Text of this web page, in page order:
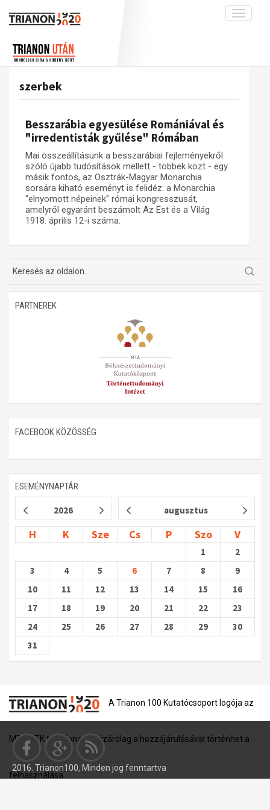
Toggle
A békerendszer megszilárdulása
Galéria
Adatbázis
Emlékművek (feltöltés alatt)
Menekültek
Visszhang
Publikációk
Kapcsolat
Dokumentumok
szerbek
Besszarábia egyesülése Romániával és
"irredentisták gyűlése" Rómában
Mai összeállításunk a besszarábiai fejleményekről
szóló újabb tudósítások mellett - többek közt - egy
másik fontos, az Osztrák-Magyar Monarchia
sorsára kiható eseményt is felidéz: a Monarchia
"elnyomott népeinek" római kongresszusát,
amelyről egyaránt beszámolt Az Est és a Világ
1918. április 12-i száma.
PARTNEREK
FACEBOOK KÖZÖSSÉG
ESEMÉNYNAPTÁR
2026 augusztus
H K Sze Cs P Szo V
1
2
3
4 5 6 7 8
9
10
11 12 13 14 15
16
17
18 19 20 21 22
23
24
25 26 27 28 29
30
31
A Trianon 100 Kutatócsoport logója az
MTA BTK tulajdona, és kizárólag a hozzájárulásával történhet a
felhasználása.
2016. Trianon100, Minden jog fenntartva